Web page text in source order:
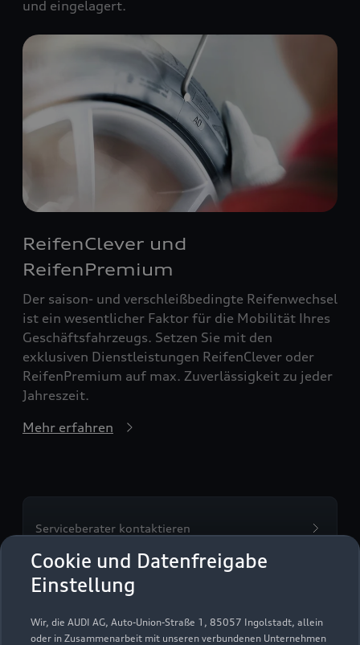
Cookie und Datenfreigabe
Einstellung
Wir, die AUDI AG, Auto-Union-Straße 1, 85057 Ingolstadt, allein
oder in Zusammenarbeit mit unseren verbundenen Unternehmen
und eingelagert.
ReifenClever und
ReifenPremium
Der saison- und verschleißbedingte Reifenwechsel
ist ein wesentlicher Faktor für die Mobilität Ihres
Geschäftsfahrzeugs. Setzen Sie mit den
exklusiven Dienstleistungen ReifenClever oder
ReifenPremium auf max. Zuverlässigkeit zu jeder
Jahreszeit.
Mehr erfahren
Serviceberater kontaktieren